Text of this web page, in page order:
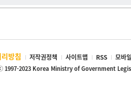
방침 저작권정책 사이트맵 RSS 모바
1997-2023 Korea Ministry of Government